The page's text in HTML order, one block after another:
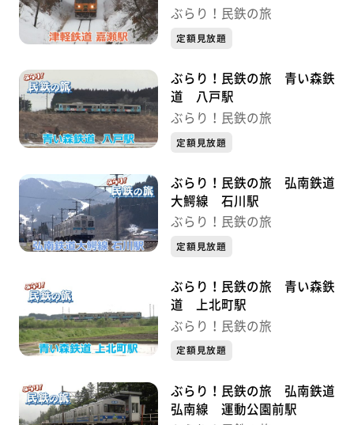
ぶらり！民鉄の旅
定額見放題
ぶらり！民鉄の旅 青い森鉄
道 八戸駅
ぶらり！民鉄の旅
定額見放題
ぶらり！民鉄の旅 弘南鉄道
大鰐線 石川駅
ぶらり！民鉄の旅
定額見放題
ぶらり！民鉄の旅 青い森鉄
道 上北町駅
ぶらり！民鉄の旅
定額見放題
ぶらり！民鉄の旅 弘南鉄道
弘南線 運動公園前駅